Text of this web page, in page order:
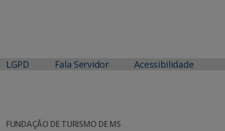
LGPD Fala Servidor Acessibilidade
FUNDAÇÃO DE TURISMO DE MS